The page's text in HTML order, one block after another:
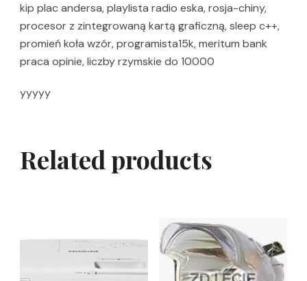
kip plac andersa, playlista radio eska, rosja-chiny,
procesor z zintegrowaną kartą graficzną, sleep c++,
promień koła wzór, programista15k, meritum bank
praca opinie, liczby rzymskie do 10000
yyyyy
Related products